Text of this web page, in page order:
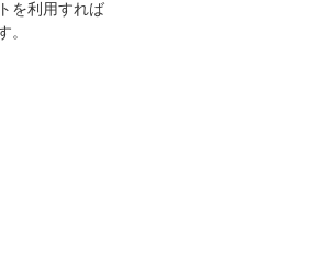
を利用すれば
。